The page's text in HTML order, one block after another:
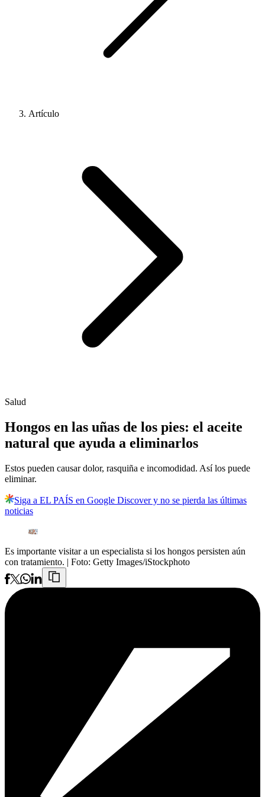
Artículo
Salud
Hongos en las uñas de los pies: el aceite
natural que ayuda a eliminarlos
Estos pueden causar dolor, rasquiña e incomodidad. Así los puede
eliminar.
Siga a EL PAÍS en Google Discover y no se pierda las últimas
noticias
Es importante visitar a un especialista si los hongos persisten aún
con tratamiento. | Foto: Getty Images/iStockphoto